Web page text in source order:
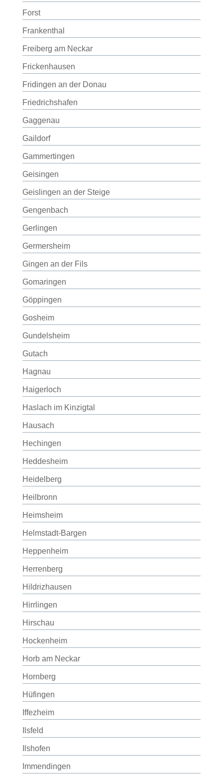
Forst
Frankenthal
Freiberg am Neckar
Frickenhausen
Fridingen an der Donau
Friedrichshafen
Gaggenau
Gaildorf
Gammertingen
Geisingen
Geislingen an der Steige
Gengenbach
Gerlingen
Germersheim
Gingen an der Fils
Gomaringen
Göppingen
Gosheim
Gundelsheim
Gutach
Hagnau
Haigerloch
Haslach im Kinzigtal
Hausach
Hechingen
Heddesheim
Heidelberg
Heilbronn
Heimsheim
Helmstadt-Bargen
Heppenheim
Herrenberg
Hildrizhausen
Hirrlingen
Hirschau
Hockenheim
Horb am Neckar
Hornberg
Hüfingen
Iffezheim
Ilsfeld
Ilshofen
Immendingen